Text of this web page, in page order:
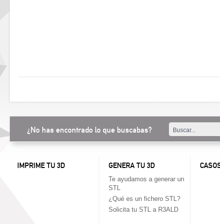
¿No has encontrado lo que buscabas?
IMPRIME TU 3D GENERA TU 3D
Te ayudamos a generar un
STL
¿Qué es un fichero STL?
Solicita tu STL a R3ALD